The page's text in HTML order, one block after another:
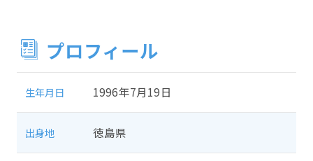
プロフィール
生年月日 1996年7月19日
出身地 徳島県